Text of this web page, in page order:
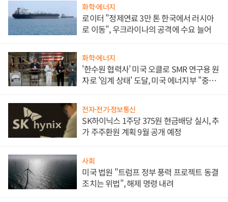
화학·에너지
로이터 "정제연료 3만 톤 한국에서 러시아
로 이동", 우크라이나의 공격에 수요 늘어
화학·에너지
'한수원 협력사' 미국 오클로 SMR 연구용 원
자로 '임계 상태' 도달, 미국 에너지부 "중요
전자·전기·정보통신
SK하이닉스 1주당 375원 현금배당 실시, 추
가 주주환원 계획 9월 공개 예정
사회
미국 법원 "트럼프 정부 풍력 프로젝트 동결
조치는 위법", 해제 명령 내려